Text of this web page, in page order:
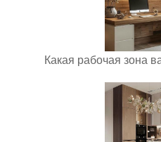
Какая рабочая зона